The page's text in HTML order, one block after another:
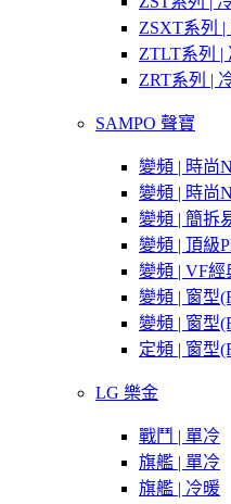
ZSXT系列 |
ZTLT系列 |
ZRT系列 |
SAMPO 聲寶
變頻 | 時尚
變頻 | 時尚
變頻 | 簡拆
變頻 | 頂級
變頻 | VF經
變頻 | 窗型
變頻 | 窗型
定頻 | 窗型
LG 樂金
戰鬥 | 單冷
旗艦 | 單冷
旗艦 | 冷暖